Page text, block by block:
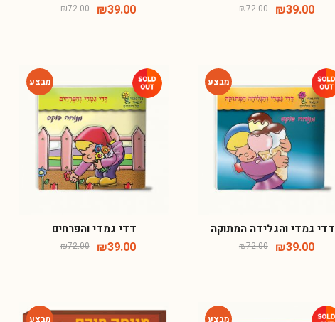
₪72.00 ₪39.00
₪72.00 ₪39.00
-46%
דדי גמדי והגלידה המתוקה
₪72.00 ₪39.00
-46%
דדי גמדי והפרחים
₪72.00 ₪39.00